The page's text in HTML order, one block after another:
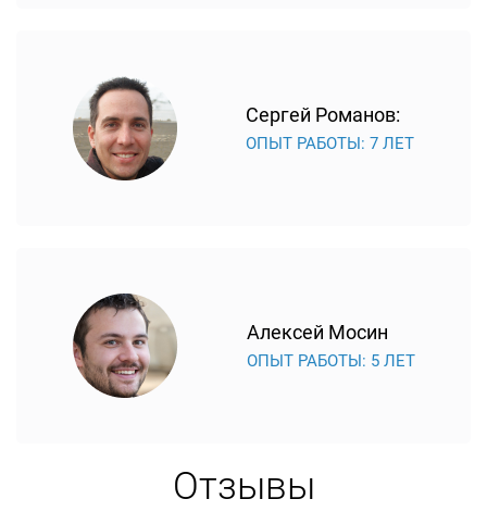
Сергей Романов:
ОПЫТ РАБОТЫ: 7 ЛЕТ
Алексей Мосин
ОПЫТ РАБОТЫ: 5 ЛЕТ
Отзывы